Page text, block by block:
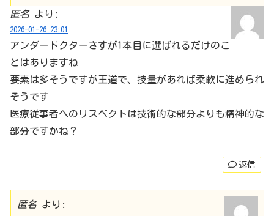
匿名 より:
2026-01-26 23:01
アンダードクターさすが1本目に選ばれるだけのこ
とはありますね
要素は多そうですが王道で、技量があれば柔軟に進められ
そうです
医療従事者へのリスペクトは技術的な部分よりも精神的な
部分ですかね？
返信
匿名 より: